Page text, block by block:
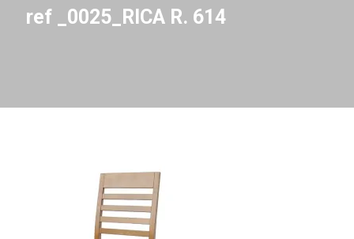
ref _0025_RICA R. 614